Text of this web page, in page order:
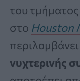
του
στο Houston
νυχτερινής